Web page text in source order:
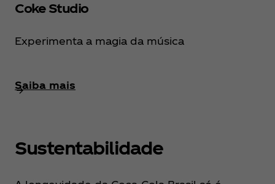
Coke Studio
Experimenta a magia da música
Saiba mais
Sustentabilidade